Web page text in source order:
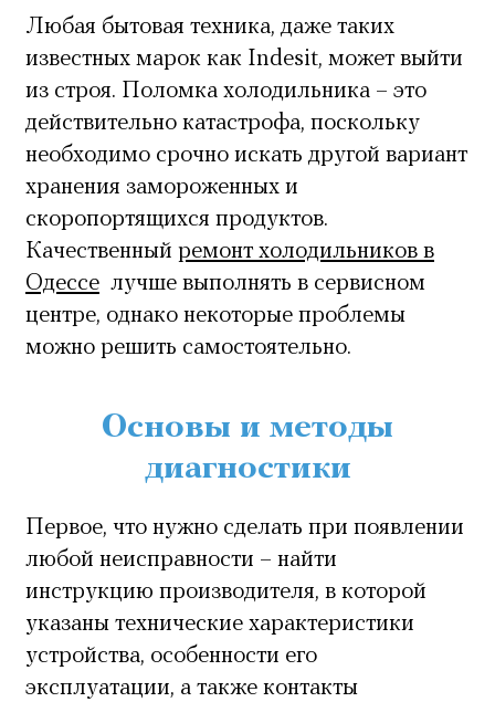
Любая бытовая техника, даже таких
известных марок как Indesit, может выйти
из строя. Поломка холодильника – это
действительно катастрофа, поскольку
необходимо срочно искать другой вариант
хранения замороженных и
скоропортящихся продуктов.
Качественный ремонт холодильников в
Одессе лучше выполнять в сервисном
центре, однако некоторые проблемы
можно решить самостоятельно.
Основы и методы
диагностики
Первое, что нужно сделать при появлении
любой неисправности – найти
инструкцию производителя, в которой
указаны технические характеристики
устройства, особенности его
эксплуатации, а также контакты